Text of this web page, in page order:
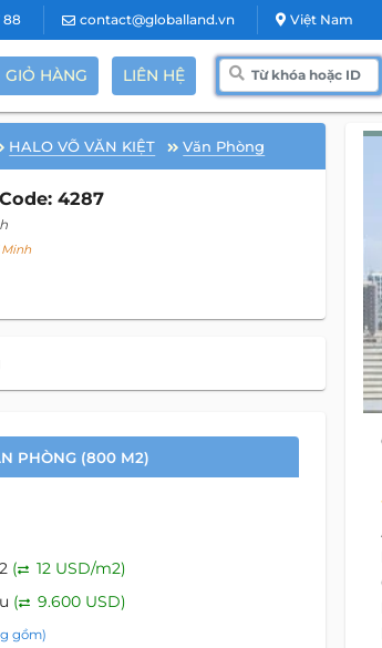
88 contact@globalland.vn Việt Nam
GIỎ HÀNG LIÊN HỆ
HALO VÕ VĂN KIỆT Văn Phòng
4287
Minh
PHÒNG (800 M2)
(
12 USD/m2)
(
9.600 USD)
gồm)